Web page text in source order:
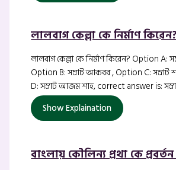
লালবাগ কেল্লা কে নির্মাণ
লালবাগ কেল্লা কে নির্মাণ কিরেন? Option A:
Option B: সম্রাট আকবর , Option C: সম্রাট
D: সম্রাট আজম শাহ, correct answer is:
Show Explaination
বাংলায় কৌলিন্য প্রথা কে